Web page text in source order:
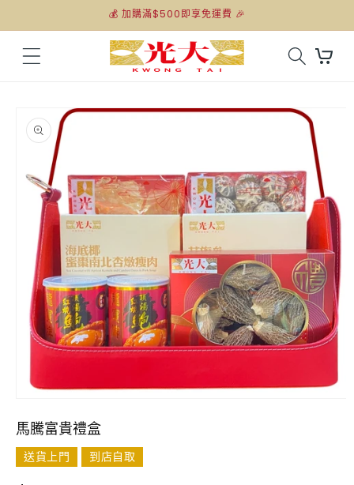
💰 加購滿$500即享免運費 🎉
購
物
略過產
品資訊
互
動
視
窗
馬騰富貴禮盒
送貨上門 到店自取